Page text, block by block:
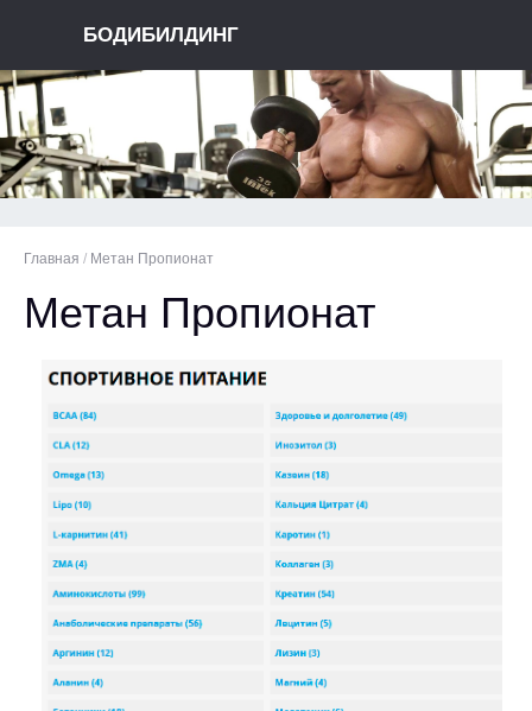
БОДИБИЛДИНГ
Главная / Метан Пропионат
Метан Пропионат